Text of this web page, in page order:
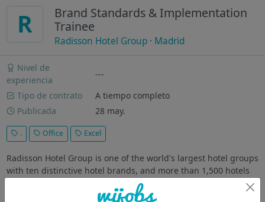
R
Brand Standards & Implementation
Trainee
Radisson Hotel Group · Madrid
Nivel de
experiencia
---
Tipo de contrato
A tiempo completo
Publicada
28 may.
. Office Excel
Radisson Hotel Group is one of the world's largest hotel groups
with ten distinctive hotel brands, and more than 1,500 hotels
in operation and under development in 95+ countries. The
Group’s overarching brand promise is Every Moment Matters